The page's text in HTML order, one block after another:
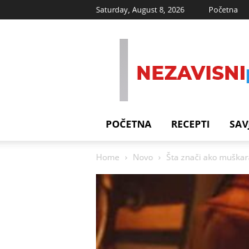
Saturday, August 8, 2026 Početna
POČETNA RECEPTI
Home Novo Šta znači ako